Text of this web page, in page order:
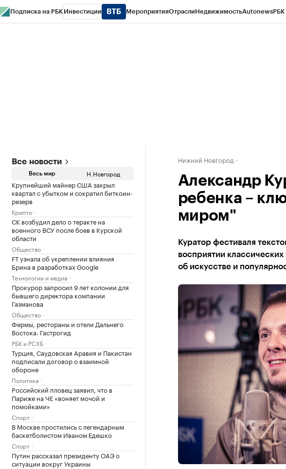
Подписка на РБК Инвестиции МероприятияОтраслиНедвижимостьAutonews
Все новости
Весь мир Н.Новгород
Крупнейший майнер США закрыл
квартал с убытком и сократил биткоин-
резерв
Крипто
СК возбудил дело о теракте на
военного ВСУ после боев в Курской
области
Общество
FT узнала об укреплении влияния
Брина в разработках Google
Технологии и медиа
Прокурор запросил 9 лет колонии для
бывшего директора компании
Газманова
Общество
Фермы, рестораны и отели Дальнего
Востока. Гастрогид
РБК и РСХБ
Турция, Саудовская Аравия и Пакистан
подписали договор о взаимной
обороне
Политика
Российский пловец заявил, что в
Париже на ЧЕ «воняет мочой и
помойками»
Спорт
В Москве простились с легендарным
баскетболистом Иваном Едешко
Спорт
Путин рассказал президенту ОАЭ о
ситуации вокруг Украины
Нижний Новгород
Александр
ребенка –
миром"
Куратор фестиваля
восприятии
об искусстве и